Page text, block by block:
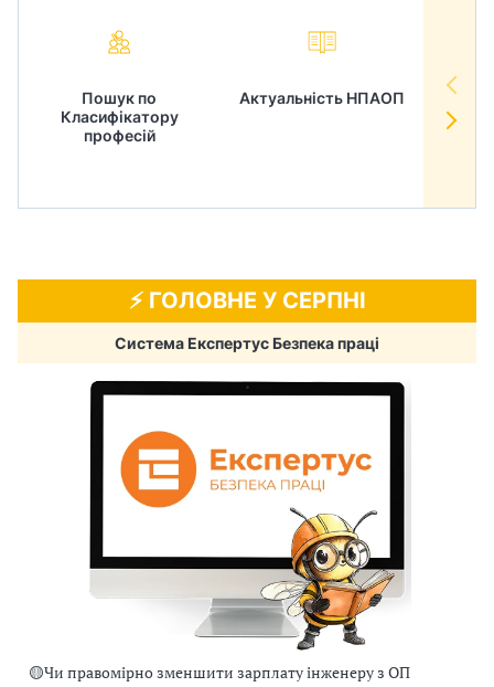
Пошук по
Класифікатору
професій
Актуальність НПАОП
⚡️ ГОЛОВНЕ У СЕРПНІ
Система Експертус Безпека праці
🟡Чи правомірно зменшити зарплату інженеру з ОП